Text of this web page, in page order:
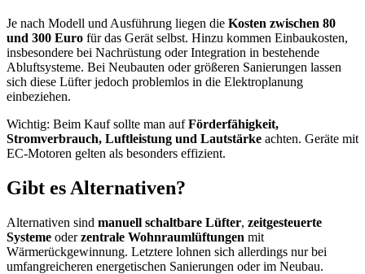
Je nach Modell und Ausführung liegen die Kosten zwischen 80
und 300 Euro für das Gerät selbst. Hinzu kommen Einbaukosten,
insbesondere bei Nachrüstung oder Integration in bestehende
Abluftsysteme. Bei Neubauten oder größeren Sanierungen lassen
sich diese Lüfter jedoch problemlos in die Elektroplanung
einbeziehen.
Wichtig: Beim Kauf sollte man aufFörderfähigkeit,
Stromverbrauch, Luftleistung und Lautstärke achten. Geräte mit
EC-Motoren gelten als besonders effizient.
Gibt es Alternativen?
Alternativen sind manuell schaltbare Lüfter, zeitgesteuerte
Systeme oderzentrale Wohnraumlüftungen mit
Wärmerückgewinnung. Letztere lohnen sich allerdings nur bei
umfangreicheren energetischen Sanierungen oder im Neubau.